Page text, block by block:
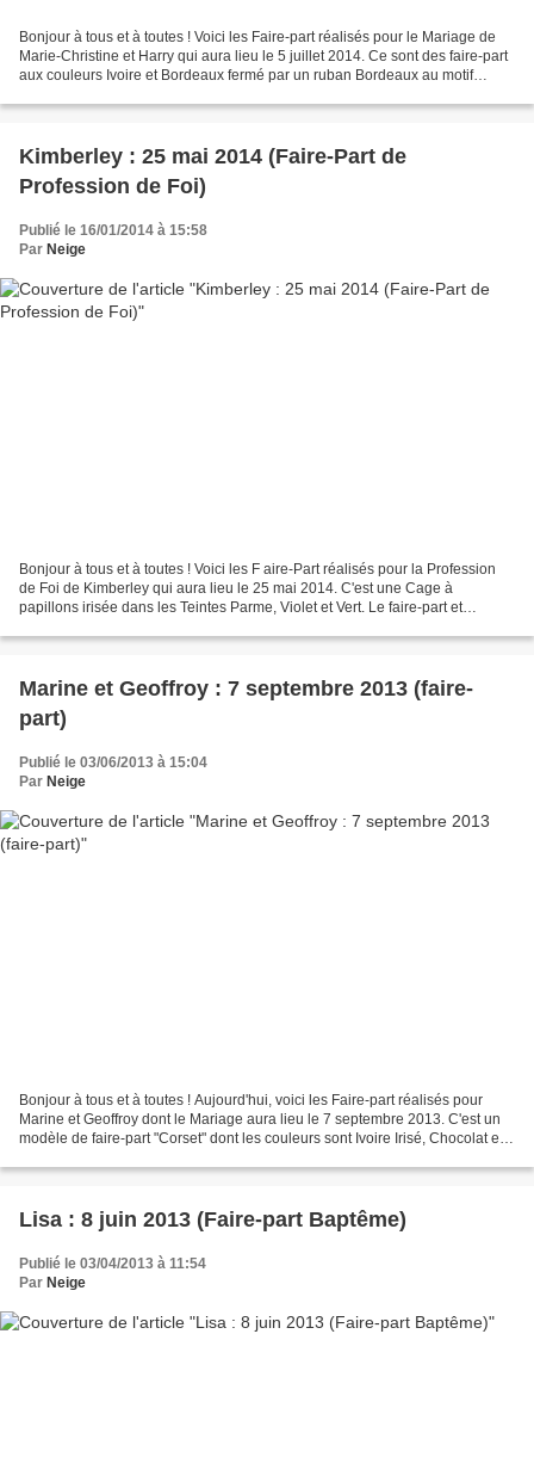
Bonjour à tous et à toutes ! Voici les Faire-part réalisés pour le Mariage de
Marie-Christine et Harry qui aura lieu le 5 juillet 2014. Ce sont des faire-part
aux couleurs Ivoire et Bordeaux fermé par un ruban Bordeaux au motif
Kimberley : 25 mai 2014 (Faire-Part de
Profession de Foi)
Publié le 16/01/2014 à 15:58
Par Neige
Bonjour à tous et à toutes ! Voici les F aire-Part réalisés pour la Profession
de Foi de Kimberley qui aura lieu le 25 mai 2014. C'est une Cage à
papillons irisée dans les Teintes Parme, Violet et Vert. Le faire-part et
Marine et Geoffroy : 7 septembre 2013 (faire-
part)
Publié le 03/06/2013 à 15:04
Par Neige
Bonjour à tous et à toutes ! Aujourd'hui, voici les Faire-part réalisés pour
Marine et Geoffroy dont le Mariage aura lieu le 7 septembre 2013. C'est un
modèle de faire-part "Corset" dont les couleurs sont Ivoire Irisé, Chocolat et
Lisa : 8 juin 2013 (Faire-part Baptême)
Publié le 03/04/2013 à 11:54
Par Neige